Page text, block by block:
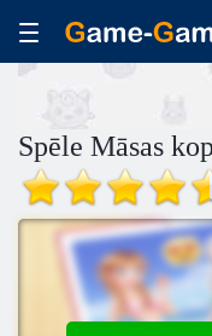
Spēle Māsas